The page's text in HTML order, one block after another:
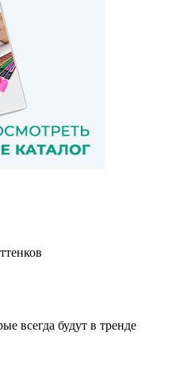
всегда будут в тренде